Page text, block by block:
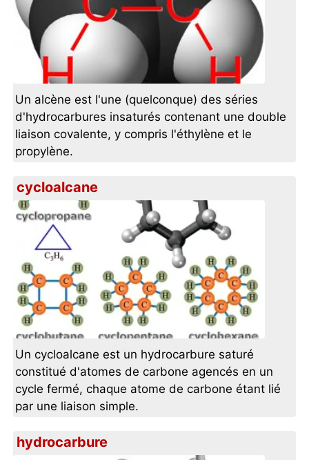
Un alcène est l'une (quelconque) des séries
d'hydrocarbures insaturés contenant une double
liaison covalente, y compris l'éthylène et le
propylène.
cycloalcane
Un cycloalcane est un hydrocarbure saturé
constitué d'atomes de carbone agencés en un
cycle fermé, chaque atome de carbone étant lié
par une liaison simple.
hydrocarbure